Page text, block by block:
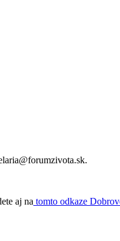
aj na tomto odkaze